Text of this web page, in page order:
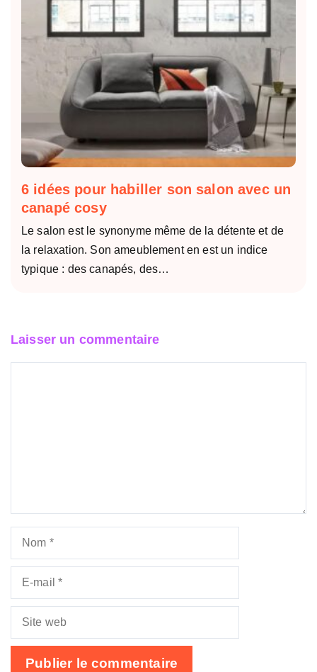
6 idées pour habiller son salon avec un
canapé cosy
Le salon est le synonyme même de la détente et de
la relaxation. Son ameublement en est un indice
typique : des canapés, des…
Laisser un commentaire
Nom
Site